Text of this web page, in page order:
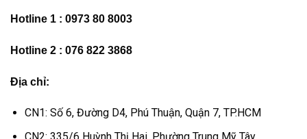
Hotline 1 : 0973 80 8003
Hotline 2 : 076 822 3868
Địa chỉ:
CN1: Số 6, Đường D4, Phú Thuận, Quận 7, TP.HCM